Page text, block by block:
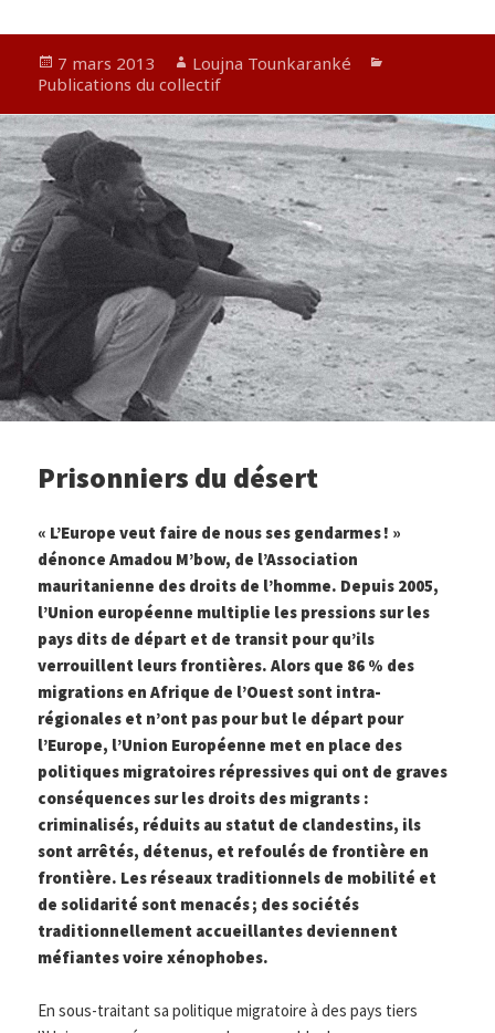
Publié
le
7 mars 2013 Auteur
Loujna Tounkaranké
Publications du collectif
Prisonniers du désert
« L’Europe veut faire de nous ses gendarmes ! »
dénonce Amadou M’bow, de l’Association
mauritanienne des droits de l’homme. Depuis 2005,
l’Union européenne multiplie les pressions sur les
pays dits de départ et de transit pour qu’ils
verrouillent leurs frontières. Alors que 86 % des
migrations en Afrique de l’Ouest sont intra-
régionales et n’ont pas pour but le départ pour
l’Europe, l’Union Européenne met en place des
politiques migratoires répressives qui ont de graves
conséquences sur les droits des migrants :
criminalisés, réduits au statut de clandestins, ils
sont arrêtés, détenus, et refoulés de frontière en
frontière. Les réseaux traditionnels de mobilité et
de solidarité sont menacés ; des sociétés
traditionnellement accueillantes deviennent
méfiantes voire xénophobes.
En sous-traitant sa politique migratoire à des pays tiers